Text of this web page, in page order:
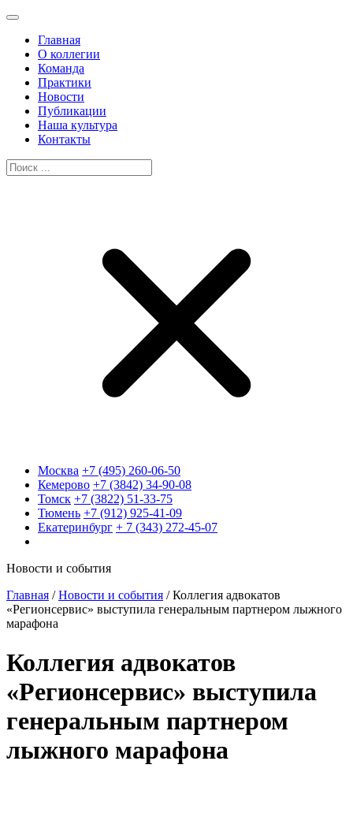
Главная
О коллегии
Команда
Практики
Новости
Публикации
Наша культура
Контакты
Москва +7 (495) 260-06-50
Кемерово +7 (3842) 34-90-08
Томск +7 (3822) 51-33-75
Тюмень +7 (912) 925-41-09
Екатеринбург + 7 (343) 272-45-07
Новости и события
Главная /Новости и события /Коллегия адвокатов
«Регионсервис» выступила генеральным партнером лыжного
марафона
Коллегия адвокатов
«Регионсервис» выступила
генеральным партнером
лыжного марафона